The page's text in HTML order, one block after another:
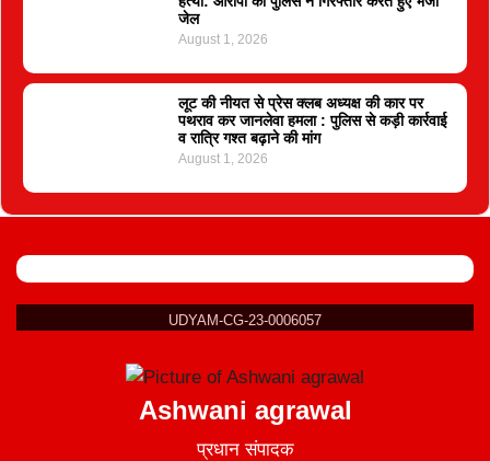
जेल
August 1, 2026
लूट की नीयत से प्रेस क्लब अध्यक्ष की कार पर
पथराव कर जानलेवा हमला : पुलिस से कड़ी कार्रवाई
व रात्रि गश्त बढ़ाने की मांग
August 1, 2026
UDYAM-CG-23-0006057
Ashwani agrawal
प्रधान संपादक